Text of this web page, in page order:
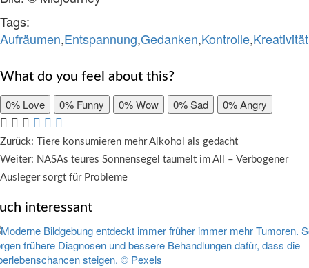
Tags:
Aufräumen,Entspannung,Gedanken,Kontrolle,Kreativität
What do you feel about this?
0% Love 0% Funny 0%Wow 0%Sad 0%Angry
Beitragsnavigation
Zurück:
Tiere konsumieren mehr Alkohol als gedacht
Weiter: NASAs teures Sonnensegel taumelt im All – Verbogener
Ausleger sorgt für Probleme
interessant